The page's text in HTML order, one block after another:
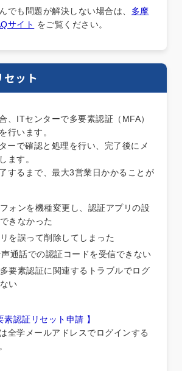
でも問題が解決しない場合は、 多摩
サイト をご覧ください。
ット
、ITセンターで多要素認証（MFA）
行います。
ーで確認と処理を行い、完了後にメ
ます。
するまで、最大3営業日かかることが
ォンを機種変更し、認証アプリの設
きなかった
を誤って削除してしまった
通話での認証コードを受信できない
要素認証に関連するトラブルでログ
い
素認証リセット申請 】
全学メールアドレスでログインする